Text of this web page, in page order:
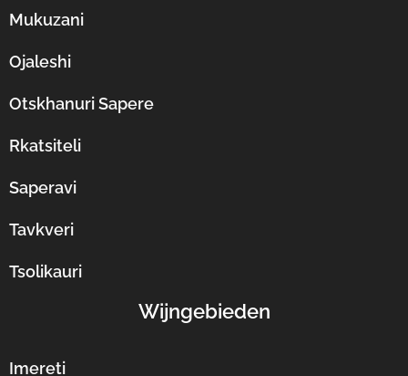
Mukuzani
Ojaleshi
Otskhanuri Sapere
Rkatsiteli
Saperavi
Tavkveri
Tsolikauri
Wijngebieden
Imereti